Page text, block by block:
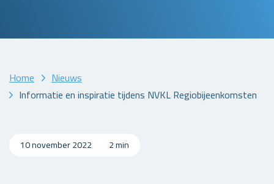
Home
Nieuws
Informatie en inspiratie tijdens NVKL Regiobijeenkomsten
10 november 2022 2 min